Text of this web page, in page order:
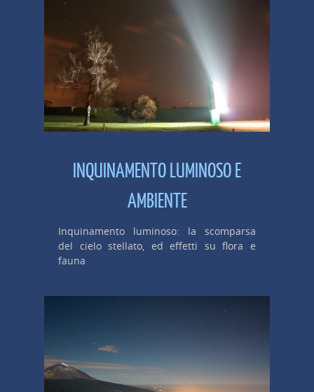
INQUINAMENTO LUMINOSO E
AMBIENTE
Inquinamento luminoso: la scomparsa
del cielo stellato, ed effetti su flora e
fauna